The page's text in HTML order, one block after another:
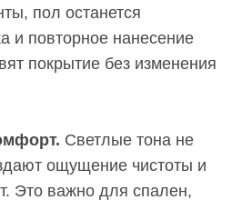
светлый слой
быть менее
это работает
Светлая
отпечатки
частой уборки — в